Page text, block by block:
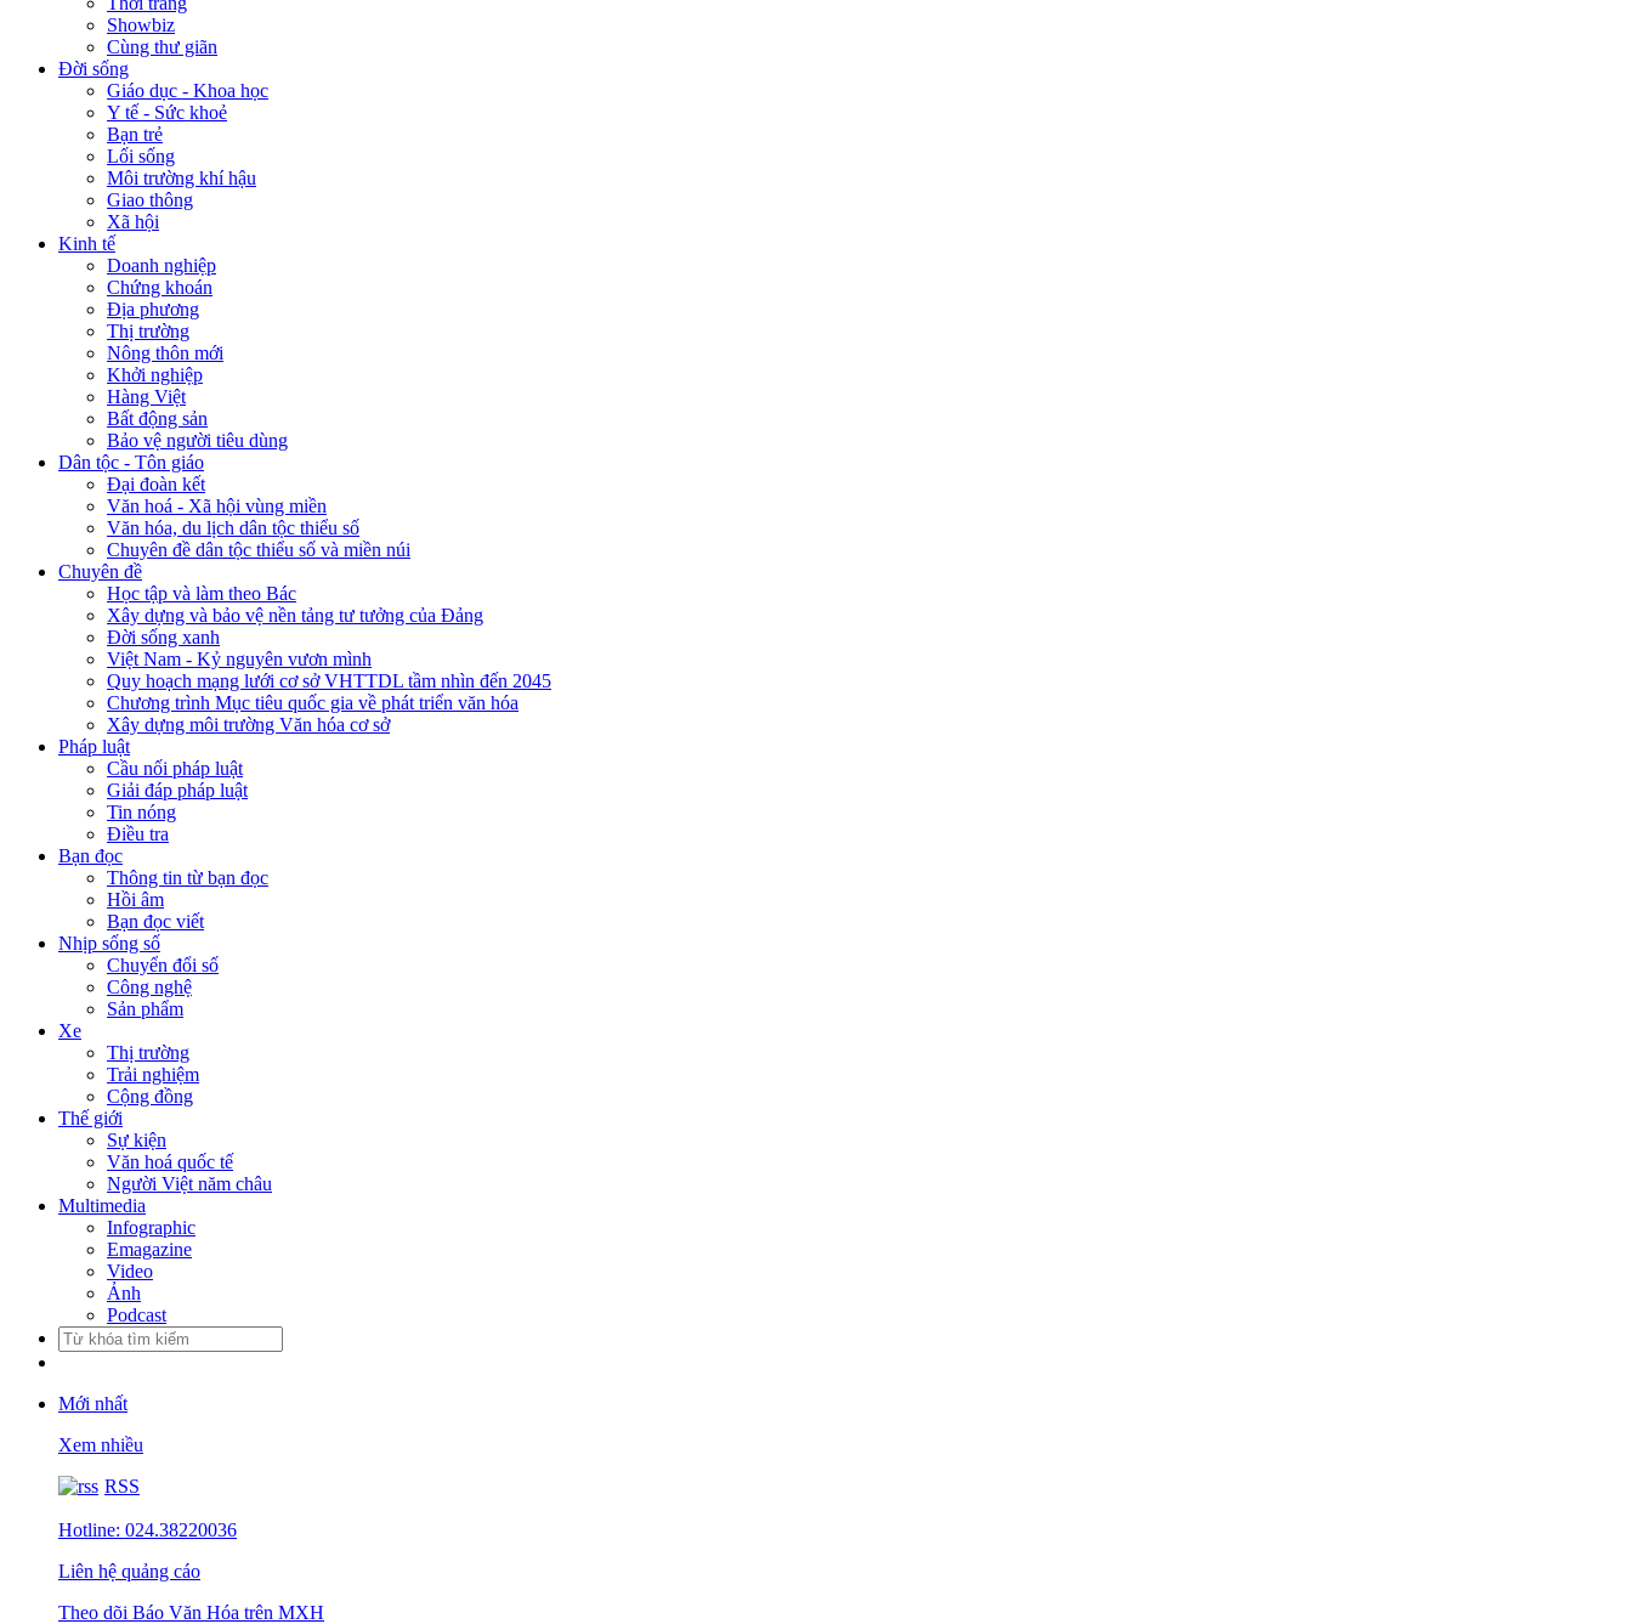
Showbiz
Cùng thư giãn
Đời sống
Giáo dục - Khoa học
Y tế - Sức khoẻ
Bạn trẻ
Lối sống
Môi trường khí hậu
Giao thông
Xã hội
Kinh tế
Doanh nghiệp
Chứng khoán
Địa phương
Thị trường
Nông thôn mới
Khởi nghiệp
Hàng Việt
Bất động sản
Bảo vệ người tiêu dùng
Dân tộc - Tôn giáo
Đại đoàn kết
Văn hoá - Xã hội vùng miền
Văn hóa, du lịch dân tộc thiểu số
Chuyên đề dân tộc thiểu số và miền núi
Chuyên đề
Học tập và làm theo Bác
Xây dựng và bảo vệ nền tảng tư tưởng của Đảng
Đời sống xanh
Việt Nam - Kỷ nguyên vươn mình
Quy hoạch mạng lưới cơ sở VHTTDL tầm nhìn đến 2045
Chương trình Mục tiêu quốc gia về phát triển văn hóa
Xây dựng môi trường Văn hóa cơ sở
Pháp luật
Cầu nối pháp luật
Giải đáp pháp luật
Tin nóng
Điều tra
Bạn đọc
Thông tin từ bạn đọc
Hồi âm
Bạn đọc viết
Nhịp sống số
Chuyển đổi số
Công nghệ
Sản phẩm
Xe
Thị trường
Trải nghiệm
Cộng đồng
Thế giới
Sự kiện
Văn hoá quốc tế
Người Việt năm châu
Multimedia
Infographic
Emagazine
Video
Ảnh
Podcast
Mới nhất
Xem nhiều
RSS
Hotline: 024.38220036
Liên hệ quảng cáo
Theo dõi Báo Văn Hóa trên MXH